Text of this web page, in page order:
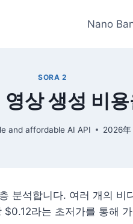
Nano
SORA 2
상 생성 비
and affordable AI API 2026年
분석합니다. 여러 개의 비
라는 초저가를 통해